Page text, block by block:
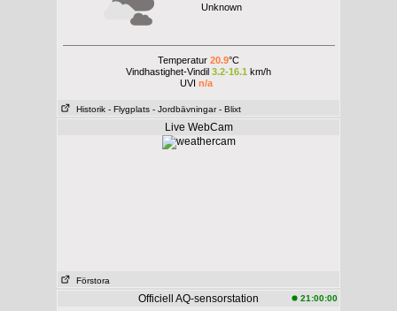
Unknown
Temperatur 20.9°C
Vindhastighet-Vindil 3.2-16.1 km/h
UVI n/a
Historik - Flygplats - Jordbävningar - Blixt
Live WebCam
Förstora
Officiell AQ-sensorstation 21:00:00